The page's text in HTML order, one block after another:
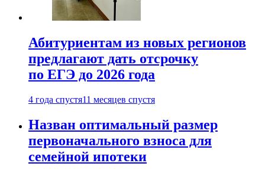
Абитуриентам из новых регионов
предлагают дать отсрочку
по ЕГЭ до 2026 года
4 года спустя11 месяцев спустя
Назван оптимальный размер
первоначального взноса для
семейной ипотеки